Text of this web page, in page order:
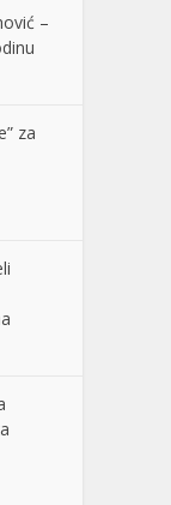
–
za